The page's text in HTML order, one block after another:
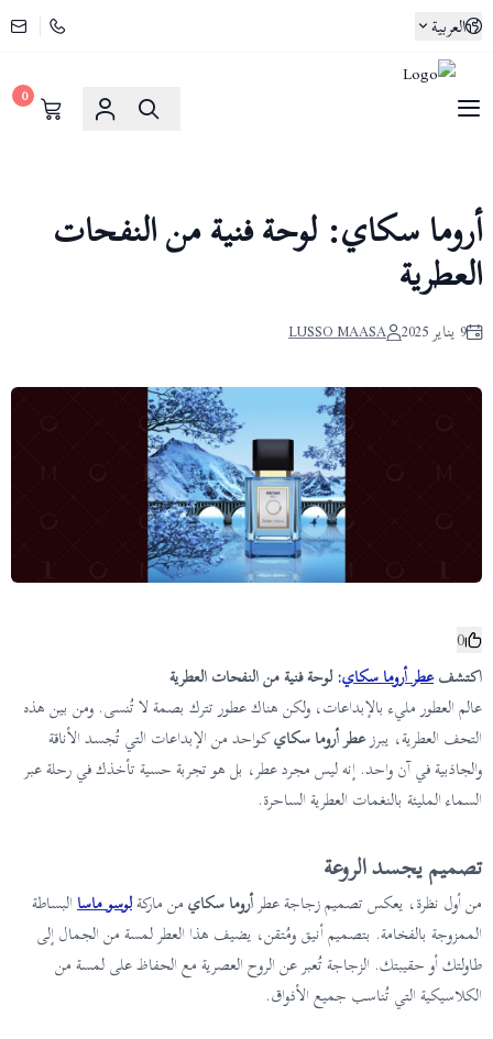
العربية
0
أروما سكاي: لوحة فنية من النفحات
العطرية
9 يناير 2025 LUSSO MAASA
0
اكتشفعطر أروما سكاي: لوحة فنية من النفحات العطرية
عالم العطور مليء بالإبداعات، ولكن هناك عطور تترك بصمة لا تُنسى. ومن بين هذه
التحف العطرية، يبرزعطر أروما سكايكواحد من الإبداعات التي تُجسد الأناقة
والجاذبية في آن واحد. إنه ليس مجرد عطر، بل هو تجربة حسية تأخذك في رحلة عبر
السماء المليئة بالنغمات العطرية الساحرة.
تصميم يجسد الروعة
من أول نظرة، يعكس تصميم زجاجة عطرأروما سكايمن ماركةلوسو ماساالبساطة
الممزوجة بالفخامة. بتصميم أنيق ومُتقن، يضيف هذا العطر لمسة من الجمال إلى
طاولتك أو حقيبتك. الزجاجة تُعبر عن الروح العصرية مع الحفاظ على لمسة من
الكلاسيكية التي تُناسب جميع الأذواق.